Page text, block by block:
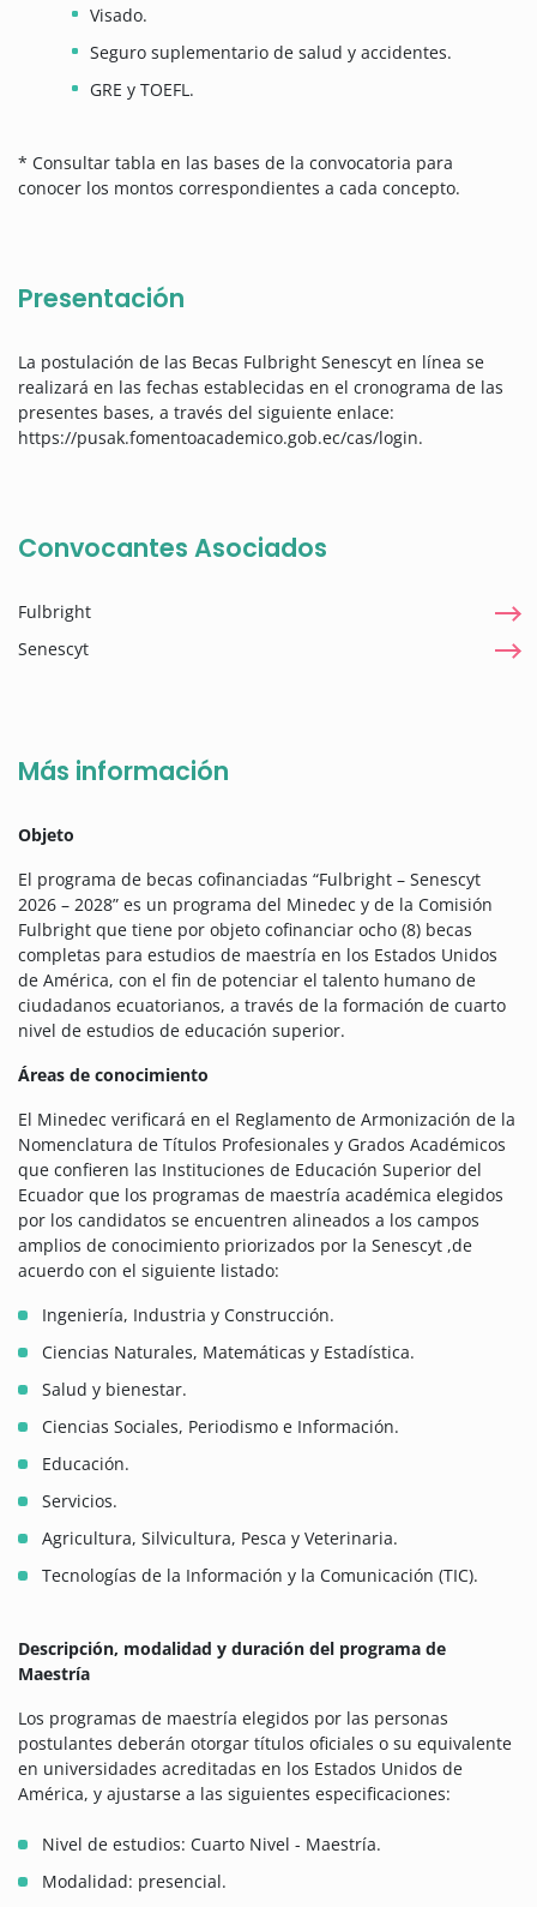
Visado.
Seguro suplementario de salud y accidentes.
GRE y TOEFL.
* Consultar tabla en las bases de la convocatoria para
conocer los montos correspondientes a cada concepto.
Presentación
La postulación de las Becas Fulbright Senescyt en línea se
realizará en las fechas establecidas en el cronograma de las
presentes bases, a través del siguiente enlace:
https://pusak.fomentoacademico.gob.ec/cas/login.
Convocantes Asociados
Fulbright
Senescyt
Más información
Objeto
El programa de becas cofinanciadas “Fulbright – Senescyt
2026 – 2028” es un programa del Minedec y de la Comisión
Fulbright que tiene por objeto cofinanciar ocho (8) becas
completas para estudios de maestría en los Estados Unidos
de América, con el fin de potenciar el talento humano de
ciudadanos ecuatorianos, a través de la formación de cuarto
nivel de estudios de educación superior.
Áreas de conocimiento
El Minedec verificará en el Reglamento de Armonización de la
Nomenclatura de Títulos Profesionales y Grados Académicos
que confieren las Instituciones de Educación Superior del
Ecuador que los programas de maestría académica elegidos
por los candidatos se encuentren alineados a los campos
amplios de conocimiento priorizados por la Senescyt ,de
acuerdo con el siguiente listado:
Ingeniería, Industria y Construcción.
Ciencias Naturales, Matemáticas y Estadística.
Salud y bienestar.
Ciencias Sociales, Periodismo e Información.
Educación.
Servicios.
Agricultura, Silvicultura, Pesca y Veterinaria.
Tecnologías de la Información y la Comunicación (TIC).
Descripción, modalidad y duración del programa de
Maestría
Los programas de maestría elegidos por las personas
postulantes deberán otorgar títulos oficiales o su equivalente
en universidades acreditadas en los Estados Unidos de
América, y ajustarse a las siguientes especificaciones:
Nivel de estudios: Cuarto Nivel - Maestría.
Modalidad: presencial.